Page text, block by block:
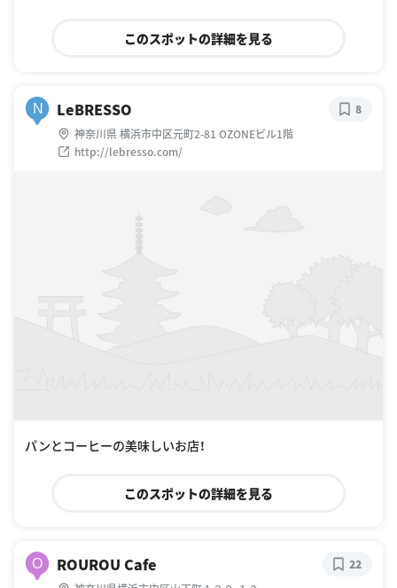
このスポットの詳細を見る
N LeBRESSO
神奈川県 横浜市中区元町2-81 OZONEビル1階
http://lebresso.com/
8
パンとコーヒーの美味しいお店！
このスポットの詳細を見る
O ROUROU Cafe 22